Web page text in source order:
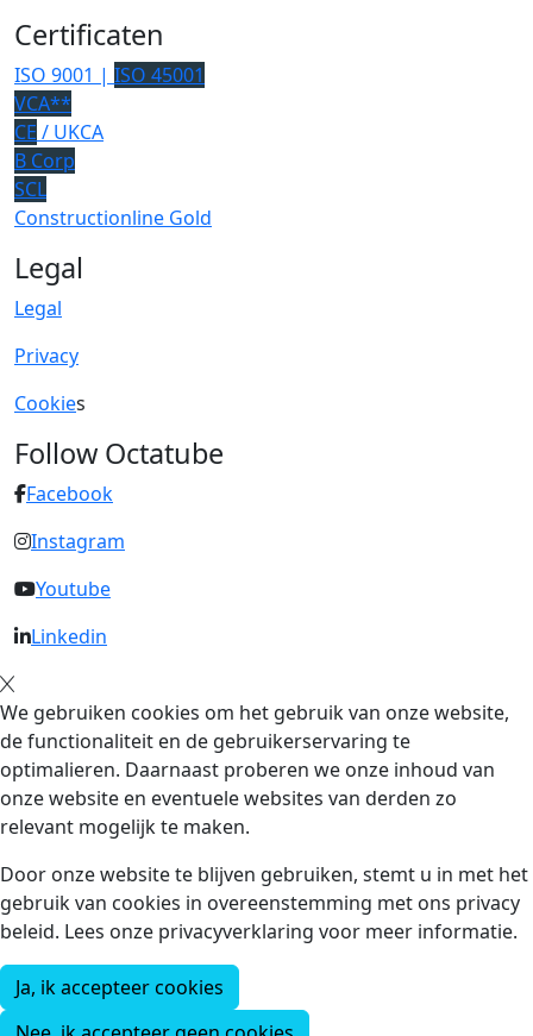
Certificaten
ISO 9001 | ISO 45001
VCA**
CE / UKCA
B Corp
SCL
Constructionline Gold
Legal
Legal
Privacy
Cookies
Follow Octatube
Facebook
Instagram
Youtube
Linkedin
We gebruiken cookies om het gebruik van onze website,
de functionaliteit en de gebruikerservaring te
optimalieren. Daarnaast proberen we onze inhoud van
onze website en eventuele websites van derden zo
relevant mogelijk te maken.
Door onze website te blijven gebruiken, stemt u in met het
gebruik van cookies in overeenstemming met ons privacy
beleid. Lees onze privacyverklaring voor meer informatie.
Ja, ik accepteer cookies